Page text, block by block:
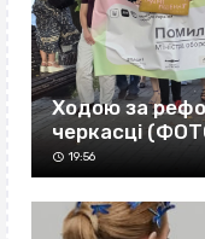
Ходою за
черкасці
19:56